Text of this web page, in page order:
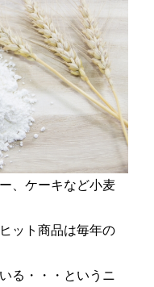
、ケーキなど小麦
ット商品は毎年の
る・・・というニ